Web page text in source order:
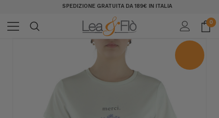
SPEDIZIONE GRATUITA DA 189€ IN ITALIA
0